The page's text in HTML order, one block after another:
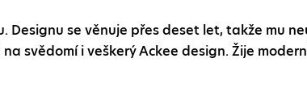
Designu se věnuje přes deset let, takže mu
svědomí i veškerý Ackee design. Žije